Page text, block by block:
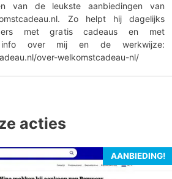
van de leukste aanbiedingen van
Zo helpt hij dagelijks
met gratis cadeaus en met
info over mij en de werkwijze:
over-welkomstcadeau-nl/
acties
AANBIEDING!